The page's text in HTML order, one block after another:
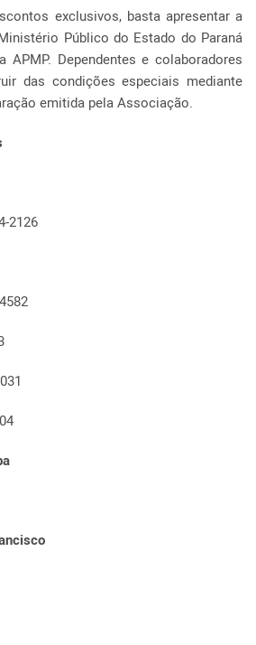
exclusivos, basta apresentar a
Público do Estado do Paraná
APMP. Dependentes e colaboradores
das condições especiais mediante
emitida pela Associação.
2126